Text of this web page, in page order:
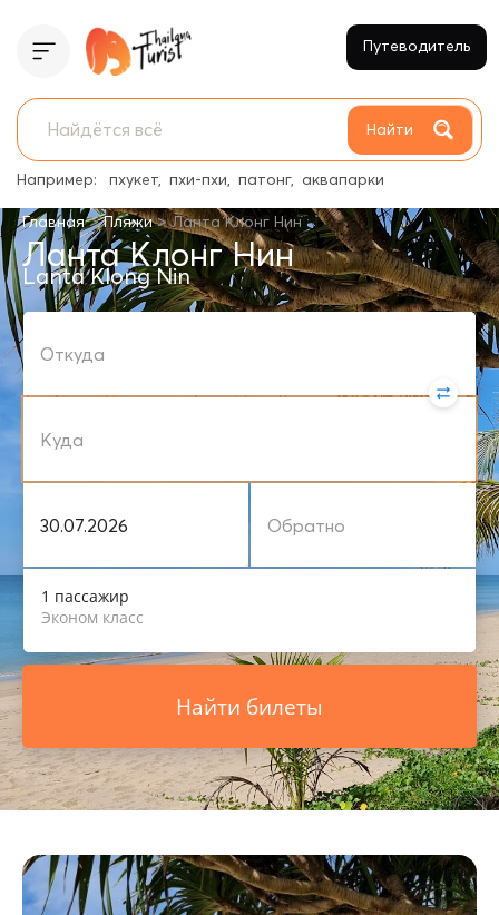
Найти
Например: пхукет пхи-пхи патонг аквапарки
Путеводитель
Главная>Пляжи>Ланта Клонг Нин
Ланта Клонг Нин
Lanta Klong Nin
1 пассажир
Эконом класс
Найти билеты